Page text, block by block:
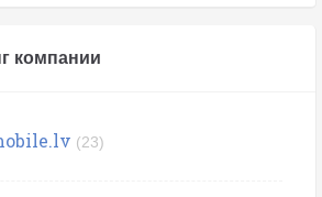
компании
(23)